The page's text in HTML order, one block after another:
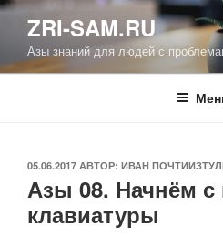
Перейти
содержимому
ZRI-SAM.RU
Азы знаний для людей с
ОПУБЛИКОВАНО
05.06.2017 АВТОР: ИВАН
Азы 08. Начнём с
клавиатуры